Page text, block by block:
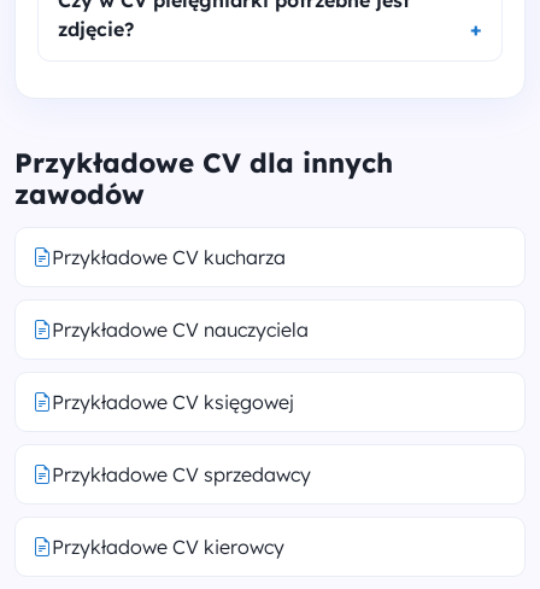
zdjęcie?
Przykładowe CV dla innych
zawodów
Przykładowe CV kucharza
Przykładowe CV nauczyciela
Przykładowe CV księgowej
Przykładowe CV sprzedawcy
Przykładowe CV kierowcy